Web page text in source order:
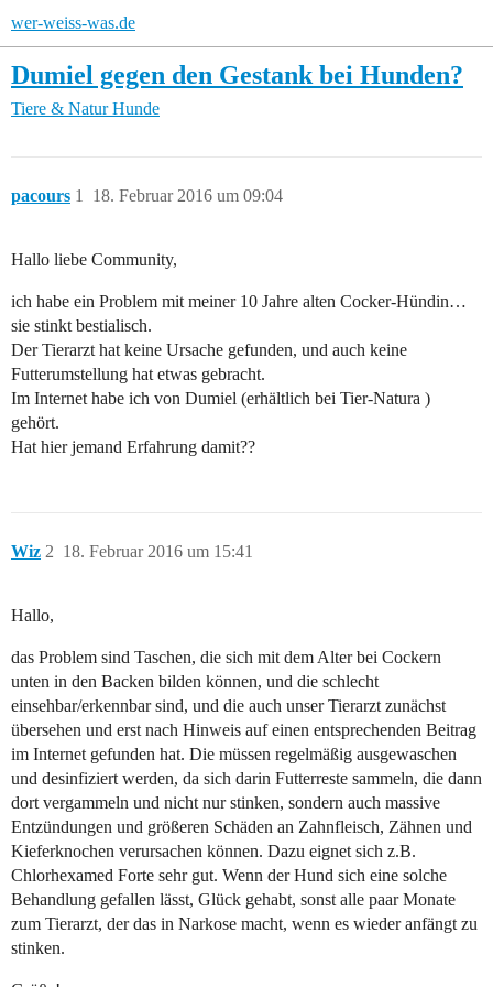
wer-weiss-was.de
Dumiel gegen den Gestank bei Hunden?
Tiere & Natur Hunde
pacours 18. Februar 2016 um 09:04
1
Hallo liebe Community,
ich habe ein Problem mit meiner 10 Jahre alten Cocker-Hündin…
sie stinkt bestialisch.
Der Tierarzt hat keine Ursache gefunden, und auch keine
Futterumstellung hat etwas gebracht.
Im Internet habe ich von Dumiel (erhältlich bei Tier-Natura )
gehört.
Hat hier jemand Erfahrung damit??
Wiz 18. Februar 2016 um 15:41
2
Hallo,
das Problem sind Taschen, die sich mit dem Alter bei Cockern
unten in den Backen bilden können, und die schlecht
einsehbar/erkennbar sind, und die auch unser Tierarzt zunächst
übersehen und erst nach Hinweis auf einen entsprechenden Beitrag
im Internet gefunden hat. Die müssen regelmäßig ausgewaschen
und desinfiziert werden, da sich darin Futterreste sammeln, die dann
dort vergammeln und nicht nur stinken, sondern auch massive
Entzündungen und größeren Schäden an Zahnfleisch, Zähnen und
Kieferknochen verursachen können. Dazu eignet sich z.B.
Chlorhexamed Forte sehr gut. Wenn der Hund sich eine solche
Behandlung gefallen lässt, Glück gehabt, sonst alle paar Monate
zum Tierarzt, der das in Narkose macht, wenn es wieder anfängt zu
stinken.